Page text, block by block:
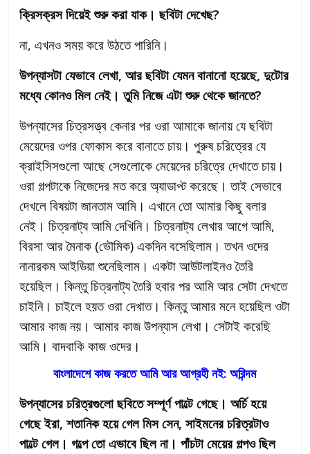
ক্রিসক্রস দিয়েই শুরু করা যাক। ছবিটা দেখেছ?
না, এখনও সময় করে উঠতে পারিনি।
উপন্যাসটা যেভাবে লেখা, আর ছবিটা যেমন বানানো হয়েছে, দুটোর
মধ্যে কোনও মিল নেই। তুমি নিজে এটা শুরু থেকে জানতে?
উপন্যাসের চিত্রসত্ত্ব কেনার পর ওরা আমাকে জানায় যে ছবিটা
মেয়েদের ওপর ফোকাস করে বানাতে চায়। পুরুষ চরিত্রের যে
ক্রাইসিসগুলো আছে সেগুলোকে মেয়েদের চরিত্রে দেখাতে চায়।
ওরা গল্পটাকে নিজেদের মত করে অ্যাডাপ্ট করেছে। তাই সেভাবে
দেখলে বিষয়টা জানতাম আমি। এখানে তো আমার কিছু বলার
নেই। চিত্রনাট্য আমি দেখিনি। চিত্রনাট্য লেখার আগে আমি,
বিরসা আর মৈনাক (ভৌমিক) একদিন বসেছিলাম। তখন ওদের
নানারকম আইডিয়া শুনেছিলাম। একটা আউটলাইনও তৈরি
হয়েছিল। কিন্তু চিত্রনাট্য তৈরি হবার পর আমি আর সেটা দেখতে
চাইনি। চাইলে হয়ত ওরা দেখাত। কিন্তু আমার মনে হয়েছিল ওটা
আমার কাজ নয়। আমার কাজ উপন্যাস লেখা। সেটাই করেছি
আমি। বাদবাকি কাজ ওদের।
বাংলাদেশে কাজ করতে আমি আর আগ্রহী নই: অরিন্দম
উপন্যাসের চরিত্রগুলো ছবিতে সম্পূর্ণ পাল্টে গেছে। অর্চি হয়ে
গেছে ইরা, শতানিক হয়ে গেল মিস সেন, সাইমনের চরিত্রটাও
পাল্টে গেল। গল্পে তো এভাবে ছিল না। পাঁচটা মেয়ের গল্পও ছিল